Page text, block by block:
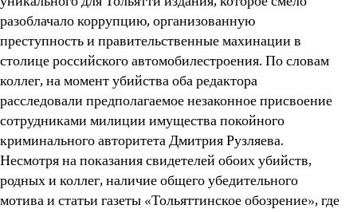
разоблачало коррупцию, организованную
преступность и правительственные махинации в
столице российского автомобилестроения. По словам
коллег, на момент убийства оба редактора
расследовали предполагаемое незаконное присвоение
сотрудниками милиции имущества покойного
криминального авторитета Дмитрия Рузляева.
Несмотря на показания свидетелей обоих убийств,
родных и коллег, наличие общего убедительного
мотива и статьи газеты «Тольяттинское обозрение», где